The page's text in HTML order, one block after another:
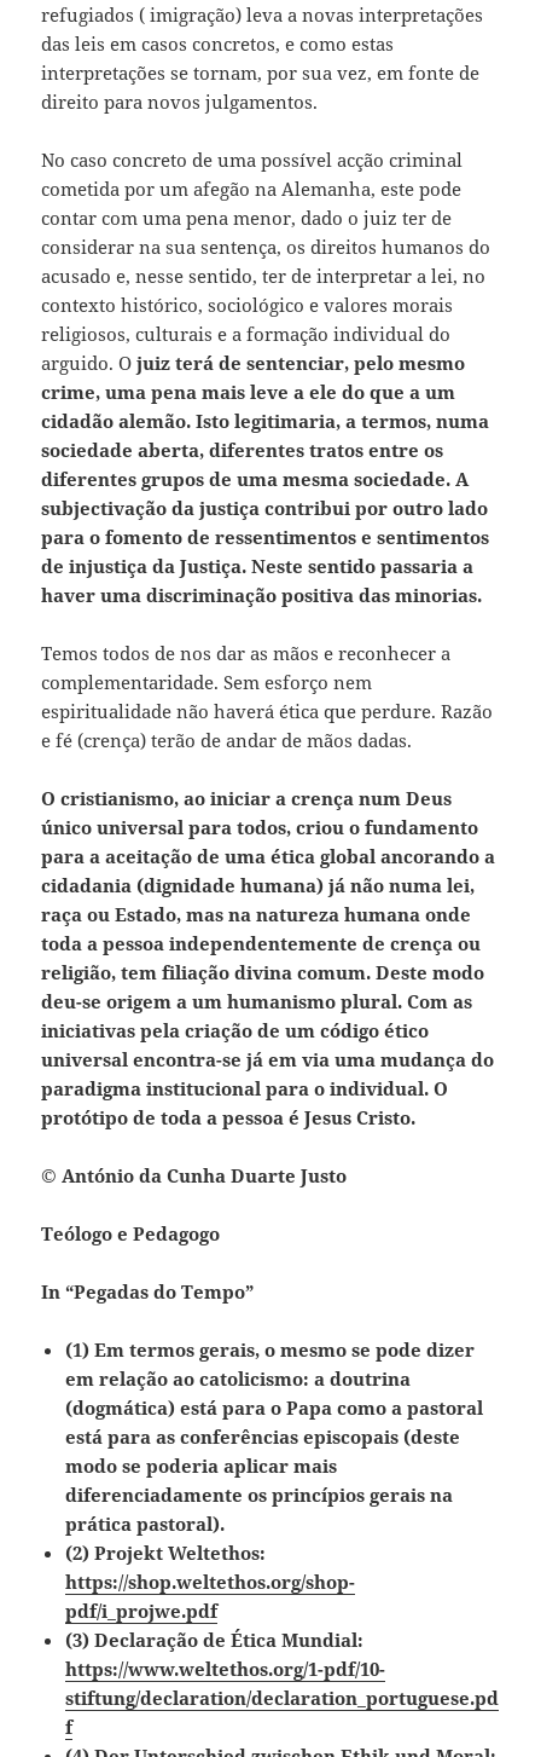
refugiados ( imigração) leva a novas interpretações
das leis em casos concretos, e como estas
interpretações se tornam, por sua vez, em fonte de
direito para novos julgamentos.
No caso concreto de uma possível acção criminal
cometida por um afegão na Alemanha, este pode
contar com uma pena menor, dado o juiz ter de
considerar na sua sentença, os direitos humanos do
acusado e, nesse sentido, ter de interpretar a lei, no
contexto histórico, sociológico e valores morais
religiosos, culturais e a formação individual do
arguido. Ojuiz terá de sentenciar, pelo mesmo
crime, uma pena mais leve a ele do que a um
cidadão alemão. Isto legitimaria, a termos, numa
sociedade aberta, diferentes tratos entre os
diferentes grupos de uma mesma sociedade. A
subjectivação da justiça contribui por outro lado
para o fomento de ressentimentos e sentimentos
de injustiça da Justiça. Neste sentido passaria a
haver uma discriminação positiva das minorias.
Temos todos de nos dar as mãos e reconhecer a
complementaridade. Sem esforço nem
espiritualidade não haverá ética que perdure. Razão
e fé (crença) terão de andar de mãos dadas.
O cristianismo, ao iniciar a crença num Deus
único universal para todos, criou o fundamento
para a aceitação de uma ética global ancorando a
cidadania (dignidade humana) já não numa lei,
raça ou Estado, mas na natureza humana onde
toda a pessoa independentemente de crença ou
religião, tem filiação divina comum. Deste modo
deu-se origem a um humanismo plural. Com as
iniciativas pela criação de um código ético
universal encontra-se já em via uma mudança do
paradigma institucional para o individual. O
protótipo de toda a pessoa é Jesus Cristo.
© António da Cunha Duarte Justo
Teólogo e Pedagogo
In “Pegadas do Tempo”
(1) Em termos gerais, o mesmo se pode dizer
em relação ao catolicismo: a doutrina
(dogmática) está para o Papa como a pastoral
está para as conferências episcopais (deste
modo se poderia aplicar mais
diferenciadamente os princípios gerais na
prática pastoral).
(2) Projekt Weltethos:
https://shop.weltethos.org/shop-
pdf/i_projwe.pdf
(3) Declaração de Ética Mundial:
https://www.weltethos.org/1-pdf/10-
stiftung/declaration/declaration_portuguese.pd
f